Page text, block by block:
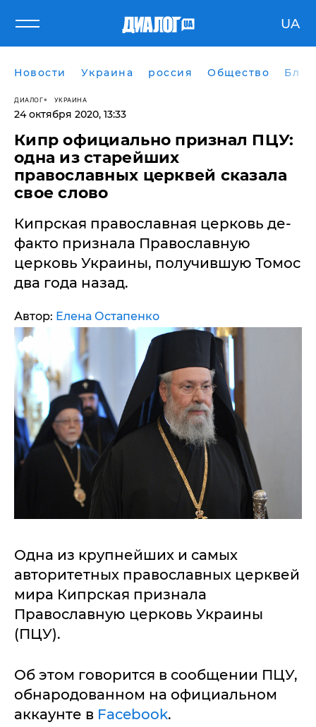
UA
Новости Украина россия Общество
ДИАЛОГ УКРАИНА
24 октября 2020, 13:33
​Кипр официально признал ПЦУ:
одна из старейших
православных церквей сказала
свое слово
Кипрская православная церковь де-
факто признала Православную
церковь Украины, получившую Томос
два года назад.
Автор: Елена Остапенко
Одна из крупнейших и самых
авторитетных православных церквей
мира Кипрская признала
Православную церковь Украины
(ПЦУ).
Об этом говорится в сообщении ПЦУ,
обнародованном на официальном
аккаунте в Facebook.